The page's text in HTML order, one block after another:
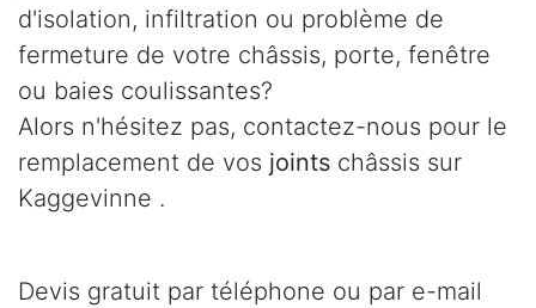
d'isolation, infiltration ou problème de
fermeture de votre châssis, porte, fenêtre
ou baies coulissantes?
Alors n'hésitez pas, contactez-nous pour le
remplacement de vos joints châssis sur
Kaggevinne .
Devis gratuit par téléphone ou par e-mail